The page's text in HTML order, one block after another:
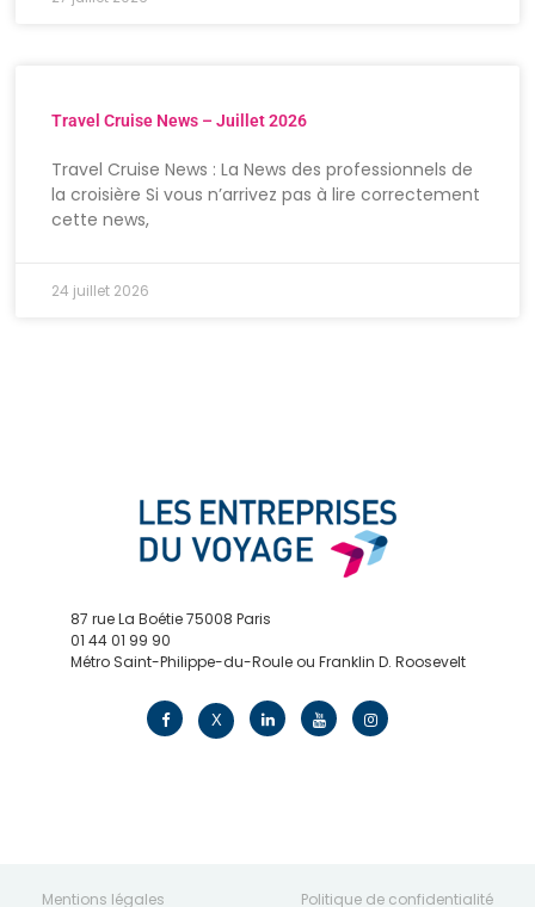
Travel Cruise News – Juillet 2026
Travel Cruise News : La News des professionnels de
la croisière Si vous n’arrivez pas à lire correctement
cette news,
24 juillet 2026
87 rue La Boétie 75008 Paris
01 44 01 99 90
Métro Saint-Philippe-du-Roule ou Franklin D. Roosevelt
X
Mentions légales Politique de confidentialité